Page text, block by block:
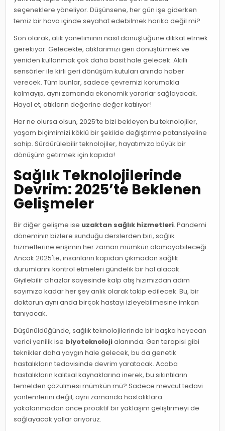
seçeneklere yöneliyor. Düşünsene, her gün işe giderken
temiz bir hava içinde seyahat edebilmek harika değil mi?
Son olarak, atık yönetiminin nasıl dönüştüğüne dikkat etmek
gerekiyor. Gelecekte, atıklarımızı geri dönüştürmek ve
yeniden kullanmak çok daha basit hale gelecek. Akıllı
sensörler ile kirli geri dönüşüm kutuları anında haber
verecek. Tüm bunlar, sadece çevremizi korumakla
kalmayıp, aynı zamanda ekonomik yararlar sağlayacak.
Hayal et, atıkların değerine değer katılıyor!
Her ne olursa olsun, 2025’te bizi bekleyen bu teknolojiler,
yaşam biçimimizi köklü bir şekilde değiştirme potansiyeline
sahip. Sürdürülebilir teknolojiler, hayatımıza büyük bir
dönüşüm getirmek için kapıda!
Sağlık Teknolojilerinde
Devrim: 2025’te Beklenen
Gelişmeler
Bir diğer gelişme ise uzaktan sağlık hizmetleri. Pandemi
döneminin bizlere sunduğu derslerden biri, sağlık
hizmetlerine erişimin her zaman mümkün olamayabileceği.
Ancak 2025'te, insanların kapıdan çıkmadan sağlık
durumlarını kontrol etmeleri gündelik bir hal alacak.
Giyilebilir cihazlar sayesinde kalp atış hızımızdan adım
sayımıza kadar her şey anlık olarak takip edilecek. Bu, bir
doktorun aynı anda birçok hastayı izleyebilmesine imkan
tanıyacak.
Düşünüldüğünde, sağlık teknolojilerinde bir başka heyecan
verici yenilik ise biyoteknolojialanında. Gen terapisi gibi
teknikler daha yaygın hale gelecek, bu da genetik
hastalıkların tedavisinde devrim yaratacak. Acaba
hastalıkların kalıtsal kaynaklarına inerek, bu sıkıntıların
temelden çözülmesi mümkün mü? Sadece mevcut tedavi
yöntemlerini değil, aynı zamanda hastalıklara
yakalanmadan önce proaktif bir yaklaşım geliştirmeyi de
sağlayacak yollar arıyoruz.